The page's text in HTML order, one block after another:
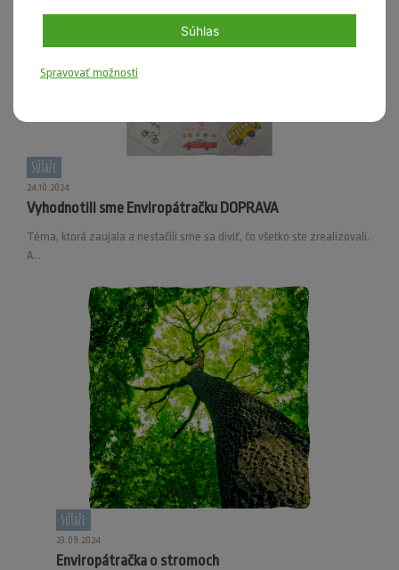
Súťaže
24.10.2024
Vyhodnotili sme Enviropátračku DOPRAVA
Téma, ktorá zaujala a nestačili sme sa diviť, čo všetko ste zrealizovali.
A...
Súťaže
23.09.2024
Enviropátračka o stromoch
Súhlas
Spravovať možnosti